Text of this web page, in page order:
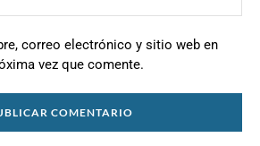
correo electrónico y sitio web en
vez que comente.